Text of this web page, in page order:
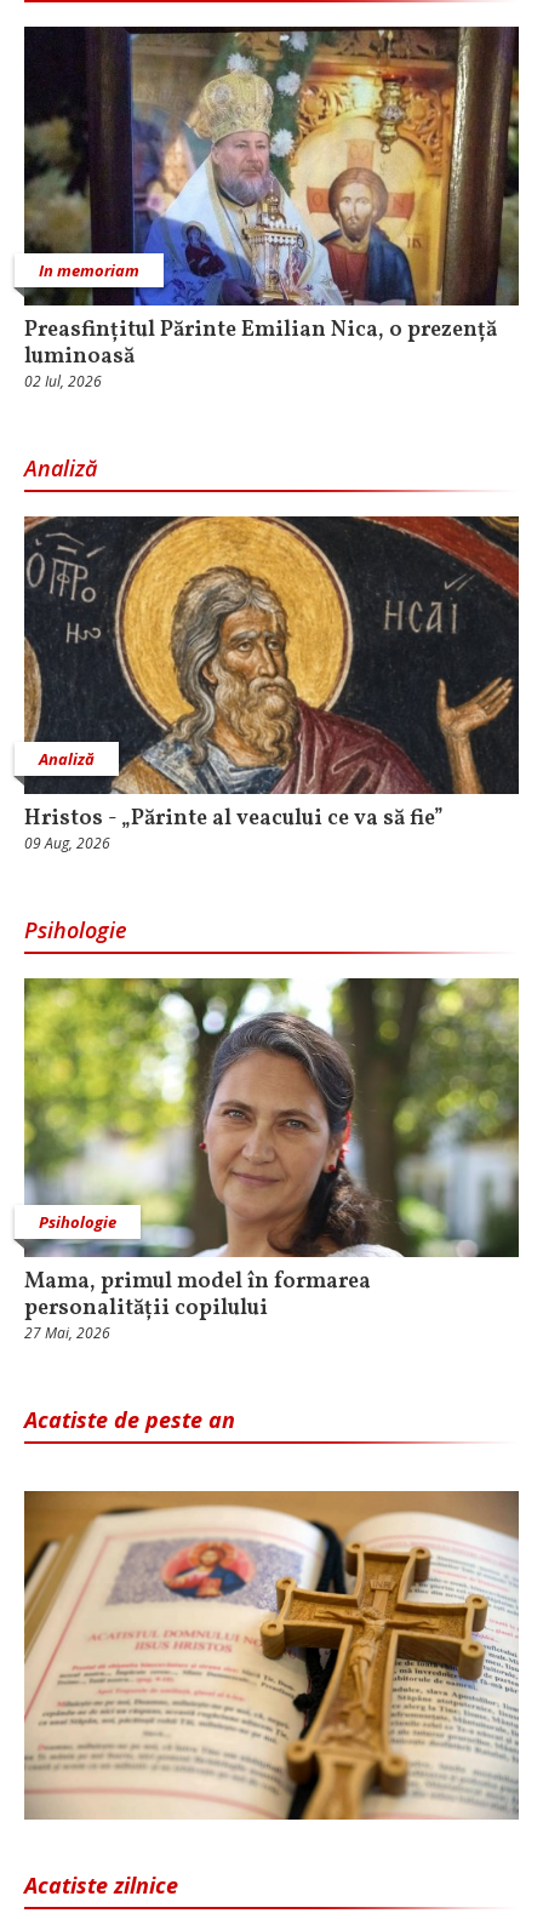
In memoriam
Preasfințitul Părinte Emilian Nica, o prezență
luminoasă
02 Iul, 2026
Analiză
Analiză
Hristos - „Părinte al veacului ce va să fie”
09 Aug, 2026
Psihologie
Psihologie
Mama, primul model în formarea
personalității copilului
27 Mai, 2026
Acatiste de peste an
Acatiste zilnice